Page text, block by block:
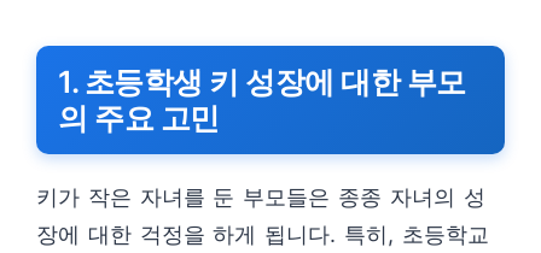
1. 초등학생 키 성장에 대한 부모
의 주요 고민
키가 작은 자녀를 둔 부모들은 종종 자녀의 성
장에 대한 걱정을 하게 됩니다. 특히, 초등학교